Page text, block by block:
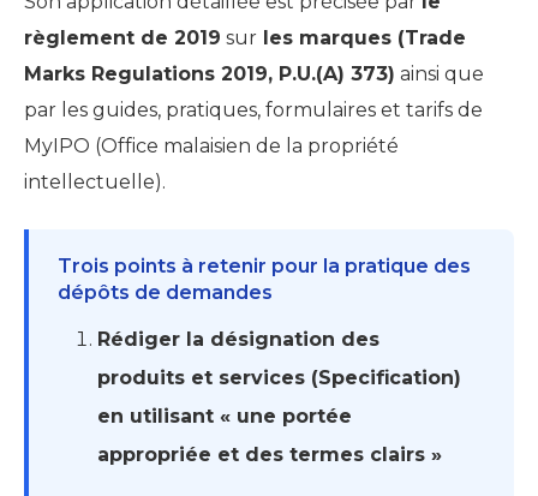
règlement de 2019 sur les marques (Trade
Marks Regulations 2019, P.U.(A) 373) ainsi que
par les guides, pratiques, formulaires et tarifs de
MyIPO (Office malaisien de la propriété
intellectuelle).
Trois points à retenir pour la pratique des
dépôts de demandes
Rédiger la désignation des
produits et services (Specification)
en utilisant « une portée
appropriée et des termes clairs »